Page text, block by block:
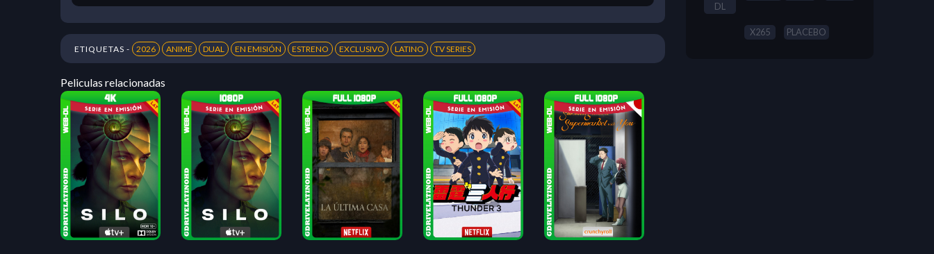
ETIQUETAS - 2026 ANIME DUAL EN EMISIÓN ESTRENO EXCLUSIVO LATINO TV SERIES
Peliculas relacionadas
DL
X265 PLACEBO